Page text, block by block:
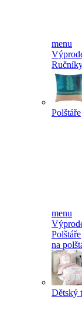
menu
Polštáře
menu
Polštáře
na
Dětský